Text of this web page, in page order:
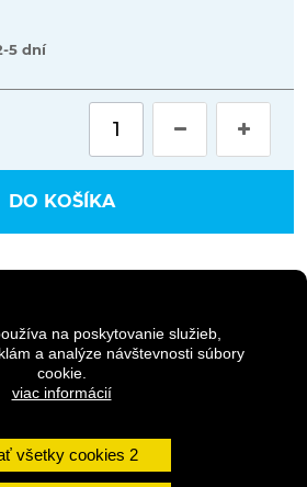
na poskytovanie služieb,
a analýze návštevnosti súbory
cookie.
viac informácií
všetky cookies
5 dní
DO KOŠÍKA
Alpinestars s obľúbenou